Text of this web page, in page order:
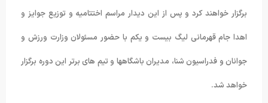
برگزار خواهند کرد و پس از این دیدار مراسم اختتامیه و توزیع جوایز و
اهدا جام قهرمانی لیگ بیست و یکم با حضور مسئولان وزارت ورزش و
جوانان و فدراسیون شنا، مدیران باشگاهها و تیم های برتر این دوره برگزار
خواهد شد.